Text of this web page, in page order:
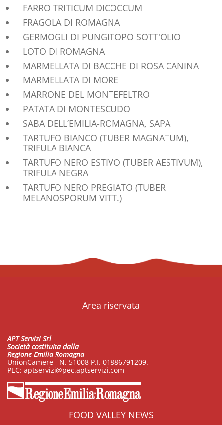
FARRO TRITICUM DICOCCUM
FRAGOLA DI ROMAGNA
GERMOGLI DI PUNGITOPO SOTT'OLIO
LOTO DI ROMAGNA
MARMELLATA DI BACCHE DI ROSA CANINA
MARMELLATA DI MORE
MARRONE DEL MONTEFELTRO
PATATA DI MONTESCUDO
SABA DELL’EMILIA-ROMAGNA, SAPA
TARTUFO BIANCO (TUBER MAGNATUM),
TRIFULA BIANCA
TARTUFO NERO ESTIVO (TUBER AESTIVUM),
TRIFULA NEGRA
TARTUFO NERO PREGIATO (TUBER
MELANOSPORUM VITT.)
APT Servizi Srl
Società costituita dalla
Regione Emilia Romagna
UnionCamere - N. 51008 P.I. 01886791209.
PEC: aptservizi@pec.aptservizi.com
Area riservata
FOOD VALLEY NEWS